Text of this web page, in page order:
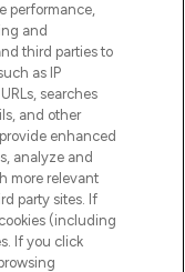
performance,
and
third parties to
as IP
searches
and other
enhanced
analyze and
more relevant
party sites. If
(including
If you click